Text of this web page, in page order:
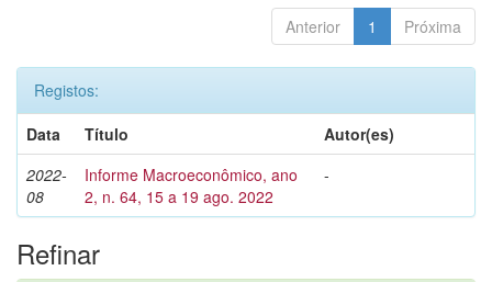
Anterior 1 Próxima
Registos:
Data
Título
Autor(es)
2022-
08
Informe Macroeconômico, ano
2, n. 64, 15 a 19 ago. 2022
-
Refinar